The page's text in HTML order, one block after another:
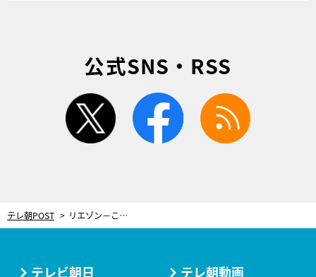
公式SNS・RSS
twitter facebook
テレ朝POST リエゾン－こどものこころ診療所－
テレビ朝日 テレ朝動画